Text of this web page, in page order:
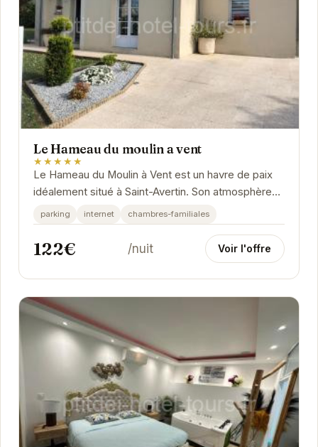
Le Hameau du moulin a vent
★★★★★
Le Hameau du Moulin à Vent est un havre de paix
idéalement situé à Saint-Avertin. Son atmosphère
chaleureuse et ses chambres confortables vous...
parking internet chambres-familiales
122€ /nuit Voir l'offre